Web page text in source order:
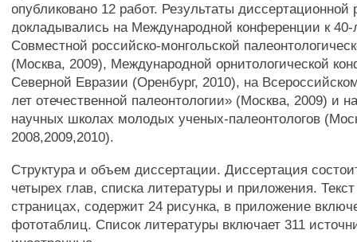
опубликовано 12 работ. Результаты диссертационной
докладывались на Международной конференции к
Совместной российско-монгольской
(Москва, 2009), Международной орнитологической
Северной Евразии (Оренбург, 2010), на
лет отечественной палеонтологии» (Москва, 2009) и
научных школах молодых ученых-палеонтологов
2008,2009,2010).
Структура и объем диссертации. Диссертация
четырех глав, списка литературы и приложения.
страницах, содержит 24 рисунка, в приложение
фототаблиц. Список литературы включает 311